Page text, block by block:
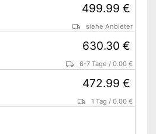
499.99 €
siehe Anbieter
630.30 €
6-7 Tage /0.00 €
472.99 €
1 Tag /0.00 €